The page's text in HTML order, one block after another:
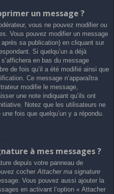
un message ?
vous ne pouvez modifier ou
Vous pouvez modifier un message
sa publication) en cliquant sur
Si quelqu’un a déjà
en bas du message
de fois qu’il a été modifié ainsi que
Ce message n’apparaîtra
modifie le message,
une note indiquant qu’ils ont
Notez que les utilisateurs ne
fois que quelqu’un y a répondu.
à mes messages ?
depuis votre panneau de
cocherAttacher ma signature
Vous pouvez aussi ajouter la
en activant l’option « Attacher